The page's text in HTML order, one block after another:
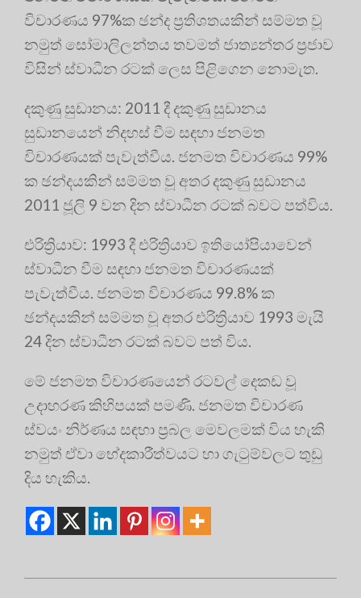
විචාරණය 97%ක ඡන්ද ප්‍රතිශතයකින් සම්මත වූ
නමුත් සෝමාලිලන්තය තවමත් ජාත්‍යන්තර ප්‍රජාව
විසින් ස්වාධීන රටක් ලෙස පිළිගෙන නොමැත.
දකුණු සුඩානය: 2011 දී දකුණු සුඩානය
සුඩානයෙන් නිදහස් වීම සඳහා ජනමත
විචාරණයක් පැවැත්වීය. ජනමත විචාරණය 99%
ක ඡන්දයකින් සම්මත වූ අතර දකුණු සුඩානය
2011 ජූලි 9 වන දින ස්වාධීන රටක් බවට පත්විය.
එරිත්‍රියාව: 1993 දී එරිත්‍රියාව ඉතියෝපියාවෙන්
ස්වාධීන වීම සඳහා ජනමත විචාරණයක්
පැවැත්වීය. ජනමත විචාරණය 99.8% ක
ඡන්දයකින් සම්මත වූ අතර එරිත්‍රියාව 1993 මැයි
24 දින ස්වාධීන රටක් බවට පත් විය.
මේ ජනමත විචාරණයෙන් රටවල් දෙකඩ වූ
උදාහරණ කිහිපයක් පමණි. ජනමත විචාරණ
ස්වයං නිර්ණය සඳහා ප්‍රබල මෙවලමක් විය හැකි
නමුත් ඒවා භේදකාරීත්වයට හා ගැටුම්වලට තුඩු
දිය හැකිය.